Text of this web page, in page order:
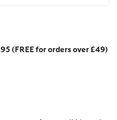
(FREE for orders over £49)